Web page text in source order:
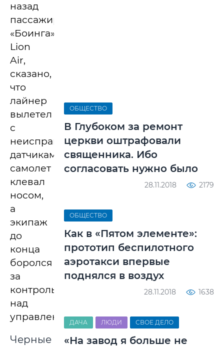
назад
пассажирского
«Боинга»
Lion
Air,
сказано,
что
лайнер
вылетел
с
неисправными
датчиками,
самолет
клевал
носом,
а
экипаж
до
конца
боролся
за
контроль
над
управлением.
Черные
ОБЩЕСТВО
В Глубоком за ремонт
церкви оштрафовали
священника. Ибо
согласовать нужно было
28.11.2018 2179
ОБЩЕСТВО
Как в «Пятом элементе»:
прототип беспилотного
аэротакси впервые
поднялся в воздух
28.11.2018 1638
ДАЧА ЛЮДИ СВОЕ ДЕЛО
«На завод я больше не